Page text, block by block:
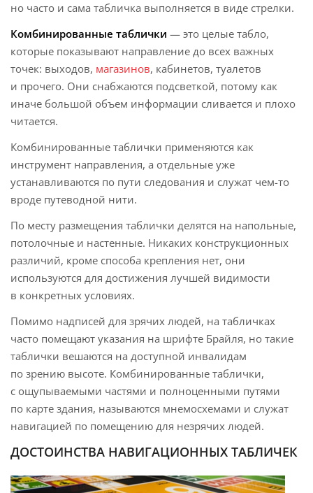
но часто и сама табличка выполняется в виде стрелки.
Комбинированные таблички — это целые табло,
которые показывают направление до всех важных
точек: выходов, магазинов, кабинетов, туалетов
и прочего. Они снабжаются подсветкой, потому как
иначе большой объем информации сливается и плохо
читается.
Комбинированные таблички применяются как
инструмент направления, а отдельные уже
устанавливаются по пути следования и служат чем-то
вроде путеводной нити.
По месту размещения таблички делятся на напольные,
потолочные и настенные. Никаких конструкционных
различий, кроме способа крепления нет, они
используются для достижения лучшей видимости
в конкретных условиях.
Помимо надписей для зрячих людей, на табличках
часто помещают указания на шрифте Брайля, но такие
таблички вешаются на доступной инвалидам
по зрению высоте. Комбинированные таблички,
с ощупываемыми частями и полноценными путями
по карте здания, называются мнемосхемами и служат
навигацией по помещению для незрячих людей.
ДОСТОИНСТВА НАВИГАЦИОННЫХ ТАБЛИЧЕК